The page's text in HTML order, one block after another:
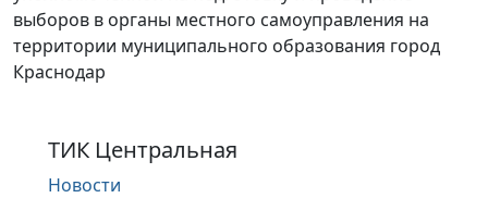
выборов в органы местного самоуправления на
территории муниципального образования город
Краснодар
ТИК Центральная
Новости